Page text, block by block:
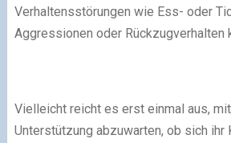
Verhaltensstörungen wie Ess- oder
Aggressionen oder Rückzugverhalten
Vielleicht reicht es erst einmal aus,
Unterstützung abzuwarten, ob sich ihr